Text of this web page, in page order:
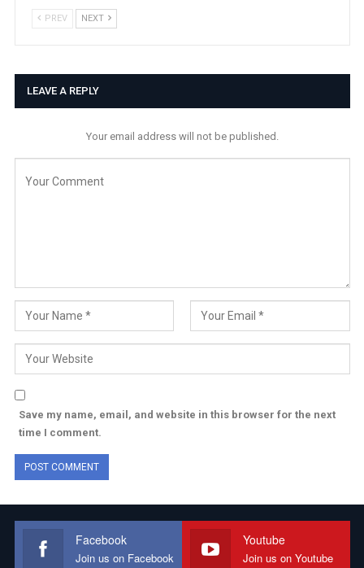
PREV NEXT
LEAVE A REPLY
Your email address will not be published.
Save my name, email, and website in this browser for the next
time I comment.
Facebook
Join us on Facebook
Youtube
Join us on Youtube